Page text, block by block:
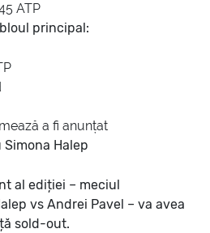
ATP
principal:
a fi anunțat
Halep
al ediției – meciul
vs Andrei Pavel – va avea
sold-out.